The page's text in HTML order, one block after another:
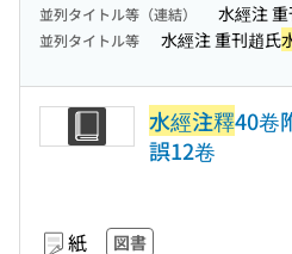
並列タイトル等（連結） 水經注
並列タイトル等 水經注 重刊趙氏
水經注釋40卷
誤12卷
紙 図書